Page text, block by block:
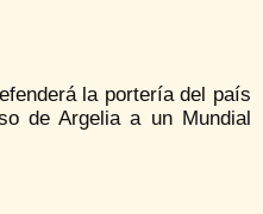
la portería del país
de Argelia a un Mundial